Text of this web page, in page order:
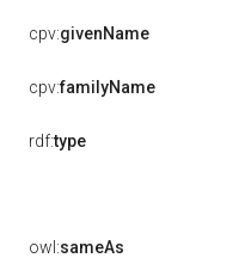
cpv:givenName
cpv:familyName
rdf:type
owl:sameAs